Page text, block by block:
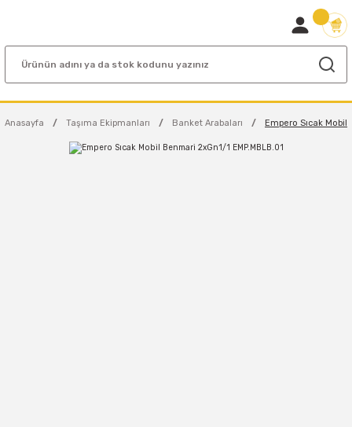
Anasayfa Taşıma Ekipmanları Banket Arabaları Empero Sıcak Mobil